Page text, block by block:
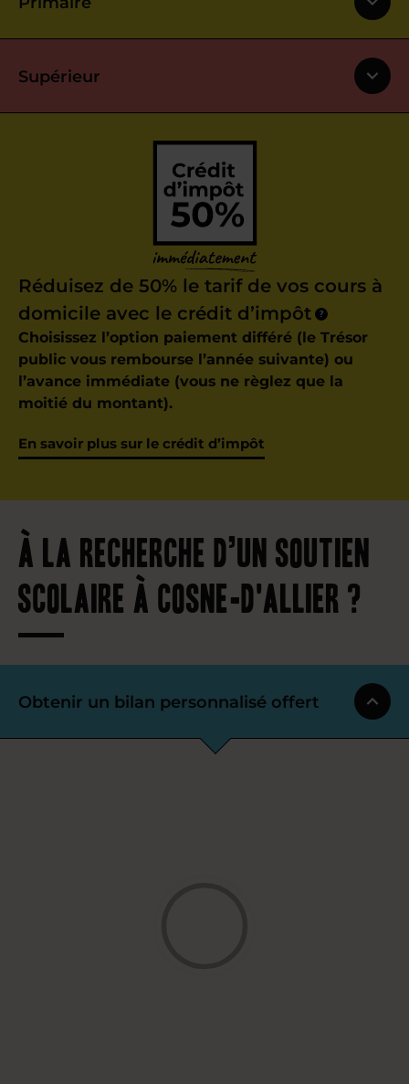
Supérieur
Réduisez de 50% le tarif de vos cours à
domicile avec le crédit d’impôt
?
Choisissez l’option paiement différé (le Trésor
public vous rembourse l’année suivante) ou
l’avance immédiate (vous ne règlez que la
moitié du montant).
En savoir plus sur le crédit d’impôt
À la recherche d’un soutien
scolaire à Cosne-d'Allier ?
Obtenir un bilan personnalisé offert